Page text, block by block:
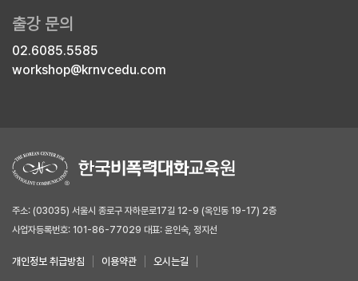
출강 문의
02.6085.5585
workshop@krnvcedu.com
주소: (03035) 서울시 종로구 자하문로17길 12-9 (옥인동 19-17) 2층
사업자등록번호: 101-86-77029 대표: 윤인숙, 정지선
개인정보 취급방침 이용약관 오시는길